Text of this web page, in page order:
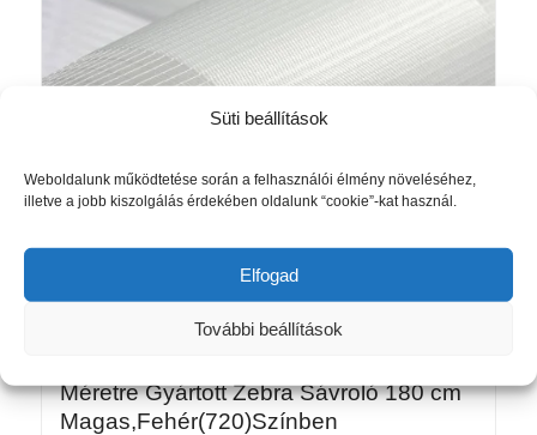
Süti beállítások
Weboldalunk működtetése során a felhasználói élmény növeléséhez,
illetve a jobb kiszolgálás érdekében oldalunk “cookie”-kat használ.
Elfogad
További beállítások
Méretre Gyártott Zebra Sávroló 180 cm
Magas,Fehér(720)Színben